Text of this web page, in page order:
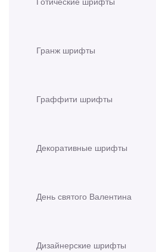
Гранж шрифты
Граффити шрифты
Декоративные шрифты
День святого Валентина
Дизайнерские шрифты